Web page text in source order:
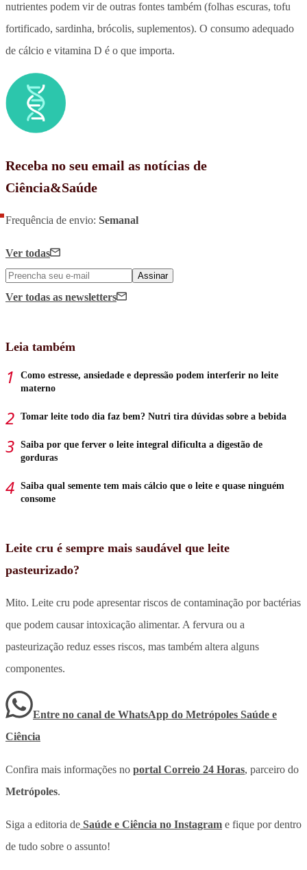
nutrientes podem vir de outras fontes também (folhas escuras, tofu
fortificado, sardinha, brócolis, suplementos). O consumo adequado
de cálcio e vitamina D é o que importa.
Receba no seu email as notícias de
Ciência&Saúde
Frequência de envio: Semanal
Ver todas
Assinar
Ver todas as newsletters
Leia também
Como estresse, ansiedade e depressão podem interferir no leite
materno
Tomar leite todo dia faz bem? Nutri tira dúvidas sobre a bebida
Saiba por que ferver o leite integral dificulta a digestão de
gorduras
Saiba qual semente tem mais cálcio que o leite e quase ninguém
consome
Leite cru é sempre mais saudável que leite
pasteurizado?
Mito. Leite cru pode apresentar riscos de contaminação por bactérias
que podem causar intoxicação alimentar. A fervura ou a
pasteurização reduz esses riscos, mas também altera alguns
componentes.
Entre no canal de WhatsApp do Metrópoles Saúde e
Ciência
Confira mais informações no portal Correio 24 Horas, parceiro do
Metrópoles.
Siga a editoria de Saúde e Ciência no Instagram e fique por dentro
de tudo sobre o assunto!